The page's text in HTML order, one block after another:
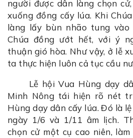
người được dân làng chọn
xuống đồng cấy lúa. Khi
làng lấy bùn nhão tung vào
Chúa đồng ướt hết, với ý
thuận gió hòa. Như vậy, ở lễ
ta thực hiện luôn cả tục cầu
Lễ hội Vua Hùng dạy
Minh Nông tái hiện rõ nét
Hùng dạy dân cấy lúa. Đó là
ngày 1/6 và 1/11 âm lịch.
chọn cử một cụ cao niên,